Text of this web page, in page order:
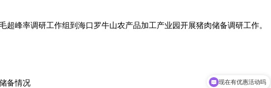
峰率调研工作组到海口罗牛山农产品加工产业园开展猪肉储备调研工作。
备情况 现在有优惠活动吗